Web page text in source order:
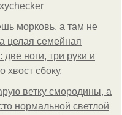
морковь, а там не
целая семейная
две ноги, три руки и
хвост сбоку.
ветку смородины, а
нормальной светлой